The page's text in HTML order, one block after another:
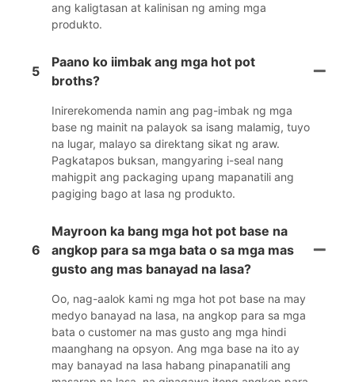
ang kaligtasan at kalinisan ng aming mga
produkto.
5
Paano ko iimbak ang mga hot pot
broths?
Inirerekomenda namin ang pag-imbak ng mga
base ng mainit na palayok sa isang malamig, tuyo
na lugar, malayo sa direktang sikat ng araw.
Pagkatapos buksan, mangyaring i-seal nang
mahigpit ang packaging upang mapanatili ang
pagiging bago at lasa ng produkto.
6
Mayroon ka bang mga hot pot base na
angkop para sa mga bata o sa mga mas
gusto ang mas banayad na lasa?
Oo, nag-aalok kami ng mga hot pot base na may
medyo banayad na lasa, na angkop para sa mga
bata o customer na mas gusto ang mga hindi
maanghang na opsyon. Ang mga base na ito ay
may banayad na lasa habang pinapanatili ang